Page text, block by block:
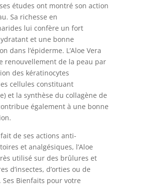
études ont montré son action
Sa richesse en
lui confère un fort
et une bonne
dans l’épiderme. L’Aloe Vera
renouvellement de la peau par
des kératinocytes
cellules constituant
et la synthèse du collagène de
également à une bonne
de ses actions anti-
et analgésiques, l’Aloe
utilisé sur des brûlures et
d’insectes, d’orties ou de
Ses Bienfaits pour votre